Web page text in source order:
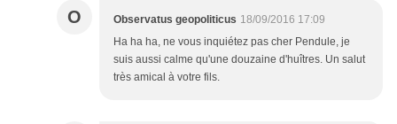
O Observatus geopoliticus 18/09/2016 17:09
Ha ha ha, ne vous inquiétez pas cher Pendule, je
suis aussi calme qu'une douzaine d'huîtres. Un salut
très amical à votre fils.